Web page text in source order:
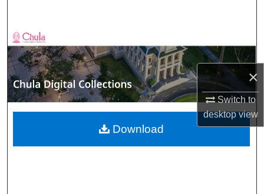
×
Switch to
desktopview
Browse Collections
My Account
About
Digital Commons Network™
Download